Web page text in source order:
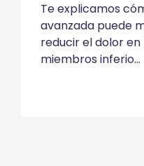
Te explicamos
avanzada puede
reducir el dolor
miembros inferio...